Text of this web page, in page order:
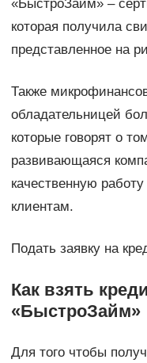
«БыстроЗайм» –
которая получила
представленное на
Также
обладательницей
которые говорят о
развивающаяся
качественную
клиентам.
Подать заявку на
Как взять
«БыстроЗайм»
Для того чтобы